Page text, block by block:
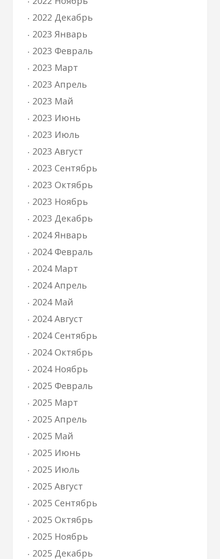
2022 Декабрь
2023 Январь
2023 Февраль
2023 Март
2023 Апрель
2023 Май
2023 Июнь
2023 Июль
2023 Август
2023 Сентябрь
2023 Октябрь
2023 Ноябрь
2023 Декабрь
2024 Январь
2024 Февраль
2024 Март
2024 Апрель
2024 Май
2024 Август
2024 Сентябрь
2024 Октябрь
2024 Ноябрь
2025 Февраль
2025 Март
2025 Апрель
2025 Май
2025 Июнь
2025 Июль
2025 Август
2025 Сентябрь
2025 Октябрь
2025 Ноябрь
2025 Декабрь